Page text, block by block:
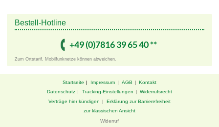
Informationen, sondern auchattraktive
von praktischen Tipps und aktuellen
Trends.
Bestellen Sie jetzt und lassen Sie sich
von „Garten & Wohnen Träume“
begeistern –für ein schöneres,
traumhaftes Zuhause!
Bestell-Hotline
+49 ­(0)7816 ­39 ­65 ­40 ­**
Zum Ortstarif, Mobilfunknetze können abweichen.
Startseite Impressum AGB
Kontakt
Datenschutz
Tracking-Einstellungen
Widerrufsrecht
Verträge hier kündigen
Erklärung zur Barrierefreiheit
zur klassischen Ansicht
Widerruf